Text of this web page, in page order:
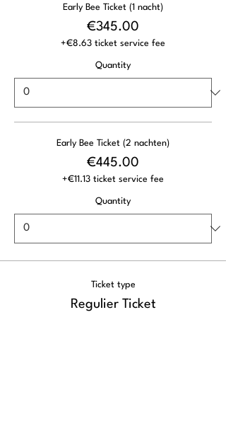
Early Bee Ticket (1 nacht)
€345.00
+€8.63 ticket service fee
Quantity
Early Bee Ticket (2 nachten)
€445.00
+€11.13 ticket service fee
Quantity
Ticket type
Regulier Ticket